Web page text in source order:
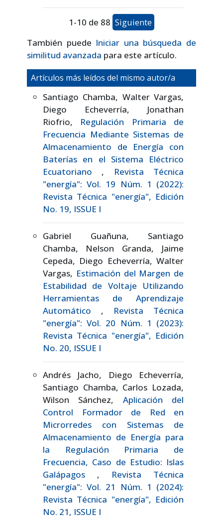
1-10 de 88 Siguiente
También puede Iniciar una búsqueda de
similitud avanzada para este artículo.
Artículos más leídos del mismo autor/a
Santiago Chamba, Walter Vargas,
Diego Echeverría, Jonathan
Riofrio, Regulación Primaria de
Frecuencia Mediante Sistemas de
Almacenamiento de Energía con
Baterías en el Sistema Eléctrico
Ecuatoriano ,
Revista Técnica
"energía": Vol. 19 Núm. 1 (2022):
Revista Técnica "energía", Edición
No. 19, ISSUE I
Gabriel Guañuna, Santiago
Chamba, Nelson Granda, Jaime
Cepeda, Diego Echeverría, Walter
Vargas, Estimación del Margen de
Estabilidad de Voltaje Utilizando
Herramientas de Aprendizaje
Automático , Revista Técnica
"energía": Vol. 20 Núm. 1 (2023):
Revista Técnica "energía", Edición
No. 20, ISSUE I
Andrés Jacho, Diego Echeverría,
Santiago Chamba, Carlos Lozada,
Wilson Sánchez, Aplicación del
Control Formador de Red en
Microrredes con Sistemas de
Almacenamiento de Energía para
la Regulación Primaria de
Frecuencia, Caso de Estudio: Islas
Galápagos , Revista Técnica
"energía": Vol. 21 Núm. 1 (2024):
Revista Técnica "energía", Edición
No. 21, ISSUE I